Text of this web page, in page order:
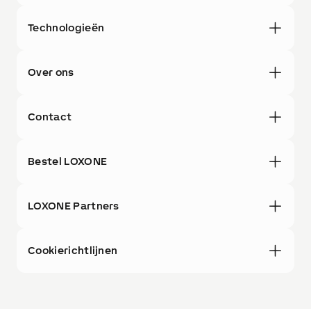
Technologieën
Over ons
Contact
Bestel LOXONE
LOXONE Partners
Cookierichtlijnen